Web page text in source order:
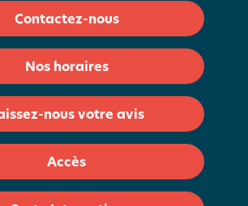
Contactez-nous
Nos horaires
nous votre avis
Accès